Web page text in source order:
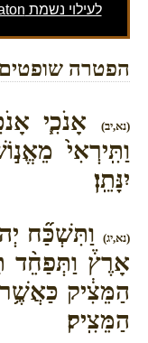
לעילוי נשמת Jacques Isaac Ben Amram Loubaton
הפטרה
(נא,יב)
אָנֹכִ֧י
וַתִּֽירְאִי֙
יִנָּתֵֽן׃
(נא,יג)
וַתִּשְׁכַּ֞ח
אָרֶץ֒ וַתְּפַחֵ֨ד
הַמֵּצִ֔יק
הַמֵּצִֽיק׃